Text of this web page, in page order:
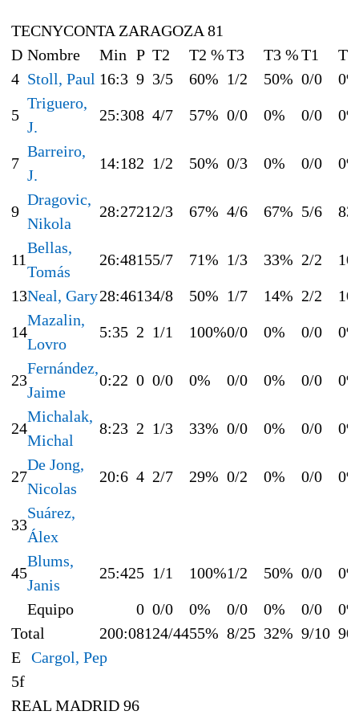
TECNYCONTA ZARAGOZA 81
D Nombre Min P T2 T2 %T3 T3 %T1
T1
4 Stoll, Paul 16:3 9 3/5 60% 1/2 50% 0/0 0%
5
Triguero,
J.
25:308 4/7 57% 0/0 0% 0/0 0%
7
Barreiro,
J.
14:182 1/2 50% 0/3 0% 0/0 0%
9
Dragovic,
Nikola
28:27212/3 67% 4/6 67% 5/6
11
Bellas,
Tomás
26:48155/7 71% 1/3 33% 2/2
13Neal, Gary28:46134/8 50% 1/7 14% 2/2
14
Mazalin,
Lovro
5:35 2 1/1 100%0/0 0% 0/0 0%
23
Fernández,
Jaime
0:22 0 0/0 0% 0/0 0% 0/0 0%
24
Michalak,
Michal
8:23 2 1/3 33% 0/0 0% 0/0 0%
27
De Jong,
Nicolas
20:6 4 2/7 29% 0/2 0% 0/0 0%
33
Suárez,
Álex
45
Blums,
Janis
25:425 1/1 100%1/2 50% 0/0 0%
Equipo 0 0/0 0% 0/0 0% 0/0
0%
Total
200:08124/4455% 8/25 32% 9/10
E Cargol, Pep
5f
REAL MADRID 96